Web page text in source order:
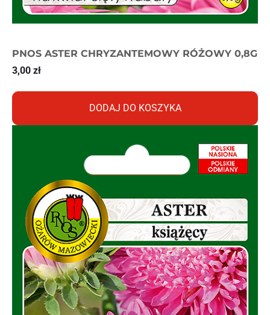
PNOS ASTER CHRYZANTEMOWY RÓŻOWY 0,8G
3,00 zł
DODAJ DO KOSZYKA